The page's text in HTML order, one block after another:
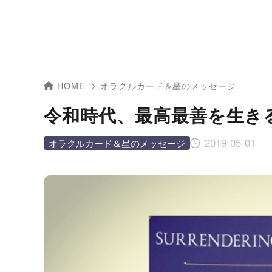
HOME オラクルカード＆星のメッセージ
令和時代、最高最善を生
2019-05-01
オラクルカード＆星のメッセージ